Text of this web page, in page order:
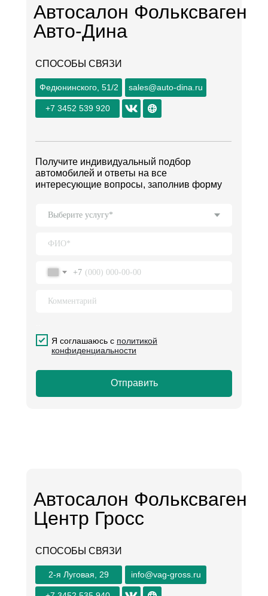
Автосалон Фольксваген
Авто-Дина
СПОСОБЫ СВЯЗИ
Я соглашаюсь с политикой
конфиденциальности
Федюнинского, 51/2 sales@auto-dina.ru
+7 3452 539 920
Получите индивидуальный подбор
автомобилей и ответы на все
интересующие вопросы, заполнив форму
+7
Отправить
Автосалон Фольксваген
Центр Гросс
СПОСОБЫ СВЯЗИ
2-я Луговая, 29 info@vag-gross.ru